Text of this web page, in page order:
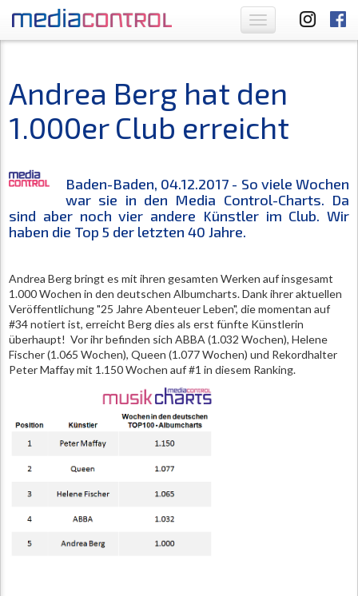
Toggle
navigation
Andrea Berg hat den
1.000er Club erreicht
Baden-Baden, 04.12.2017 - So viele Wochen
war sie in den Media Control-Charts. Da
sind aber noch vier andere Künstler im Club. Wir
haben die Top 5 der letzten 40 Jahre.
Andrea Berg bringt es mit ihren gesamten Werken auf insgesamt
1.000 Wochen in den deutschen Albumcharts. Dank ihrer aktuellen
Veröffentlichung "25 Jahre Abenteuer Leben", die momentan auf
#34 notiert ist, erreicht Berg dies als erst fünfte Künstlerin
überhaupt! Vor ihr befinden sich ABBA (1.032 Wochen), Helene
Fischer (1.065 Wochen), Queen (1.077 Wochen) und Rekordhalter
Peter Maffay mit 1.150 Wochen auf #1 in diesem Ranking.